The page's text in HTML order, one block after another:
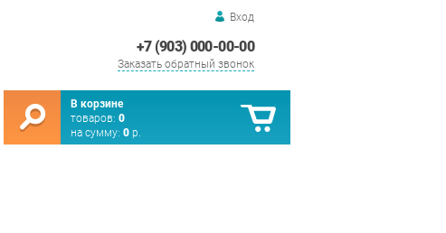
Вход
+7 (903) 000-00-00
Заказать обратный звонок
В корзине
товаров: 0
на сумму: 0 р.